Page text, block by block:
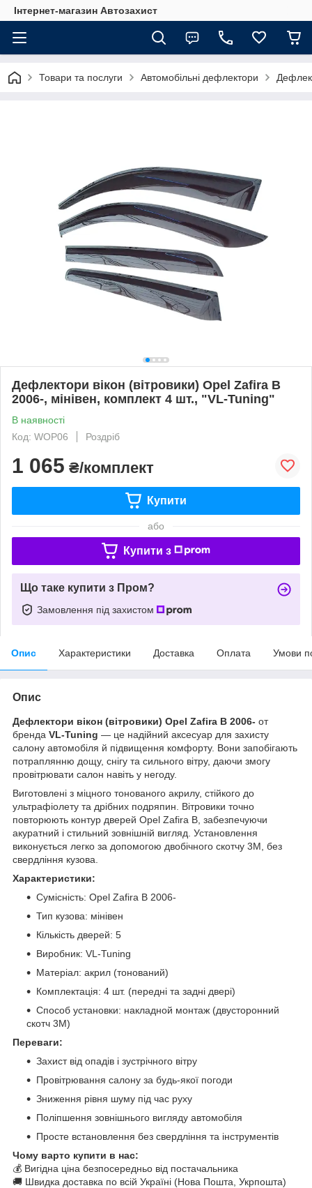
Інтернет-магазин Автозахист
Товари та послуги Автомобільні дефлектори
Дефлектори вікон (вітровики) Opel Zafira B
2006-, мінівен, комплект 4 шт., "VL-Tuning"
В наявності
Код: WOP06
Роздріб
1 065 ₴/комплект
Купити
або
Купити з
Що таке купити з Пром?
Замовлення під захистом
Опис Характеристики Доставка Оплата Умови
Опис
Дефлектори вікон (вітровики) Opel Zafira B 2006- от
бренда VL-Tuning — це надійний аксесуар для захисту
салону автомобіля й підвищення комфорту. Вони запобігають
потраплянню дощу, снігу та сильного вітру, даючи змогу
провітрювати салон навіть у негоду.
Виготовлені з міцного тонованого акрилу, стійкого до
ультрафіолету та дрібних подряпин. Вітровики точно
повторюють контур дверей Opel Zafira B, забезпечуючи
акуратний і стильний зовнішній вигляд. Установлення
виконується легко за допомогою двобічного скотчу 3M, без
свердління кузова.
Характеристики:
Сумісність: Opel Zafira B 2006-
Тип кузова: мінівен
Кількість дверей: 5
Виробник: VL-Tuning
Матеріал: акрил (тонований)
Комплектація: 4 шт. (передні та задні двері)
Способ установки: накладной монтаж (двусторонний
скотч 3M)
Переваги:
Захист від опадів і зустрічного вітру
Провітрювання салону за будь-якої погоди
Зниження рівня шуму під час руху
Поліпшення зовнішнього вигляду автомобіля
Просте встановлення без свердління та інструментів
Чому варто купити в нас:
💰 Вигідна ціна безпосередньо від постачальника
🚚 Швидка доставка по всій Україні (Нова Пошта, Укрпошта)